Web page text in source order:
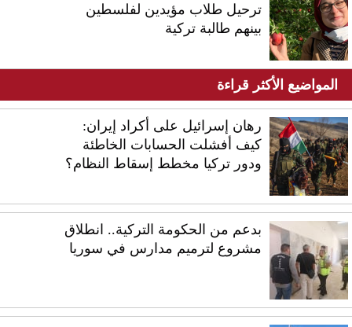
ترحيل طلاب مؤيدين لفلسطين
بينهم طالبة تركية
المواضيع الأكثر قراءة
رهان إسرائيل على أكراد إيران:
كيف أفشلت الحسابات الخاطئة
ودور تركيا مخطط إسقاط النظام؟
بدعم من الحكومة التركية.. انطلاق
مشروع لترميم مدارس في سوريا